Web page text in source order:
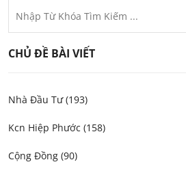
CHỦ ĐỀ BÀI VIẾT
Nhà Đầu Tư (193)
Kcn Hiệp Phước (158)
Cộng Đồng (90)